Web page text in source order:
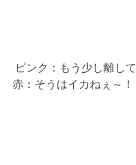
赤：そうはイカねぇ～！